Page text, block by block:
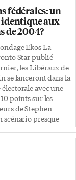
(OIF). Cette
à terme le
réforme
qui avait été
de Hanoi en
les tenants et
avaient été
lors du
Ouagadougou tenu
fédérales: un
aux
de 2004?
Ekos La
Star publié
les Libéraux de
se lanceront dans la
avec une
points sur les
de Stephen
scénario presque